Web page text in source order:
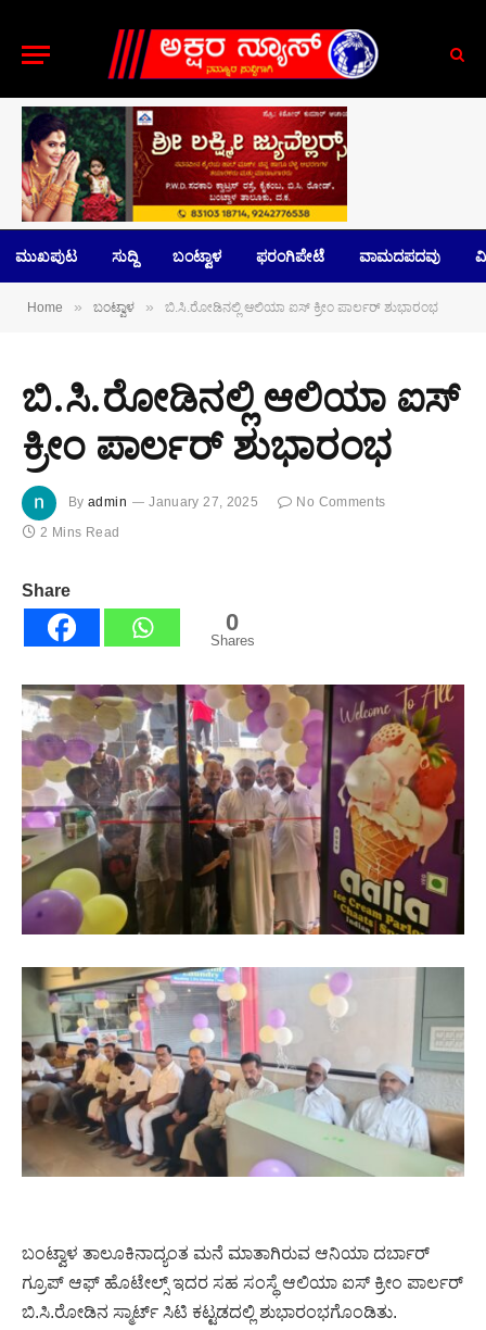
ಮುಖಪುಟ ಸುದ್ದಿ ಬಂಟ್ವಾಳ ಫರಂಗಿಪೇಟೆ ವಾಮದಪದವು
Home » ಬಂಟ್ವಾಳ » ಬಿ.ಸಿ.ರೋಡಿನಲ್ಲಿ ಆಲಿಯಾ ಐಸ್ ಕ್ರೀಂ ಪಾರ್ಲರ್ ಶುಭಾರಂಭ
ಬಿ.ಸಿ.ರೋಡಿನಲ್ಲಿ ಆಲಿಯಾ ಐಸ್
ಕ್ರೀಂ ಪಾರ್ಲರ್ ಶುಭಾರಂಭ
By admin January 27, 2025
No Comments
2 Mins Read
Share
0
Shares
ಬಂಟ್ವಾಳ ತಾಲೂಕಿನಾದ್ಯಂತ ಮನೆ ಮಾತಾಗಿರುವ ಆನಿಯಾ ದರ್ಬಾರ್
ಗ್ರೂಪ್ ಆಫ್ ಹೊಟೇಲ್ಸ್ ಇದರ ಸಹ ಸಂಸ್ಥೆ ಆಲಿಯಾ ಐಸ್ ಕ್ರೀಂ ಪಾರ್ಲರ್
ಬಿ.ಸಿ.ರೋಡಿನ ಸ್ಮಾರ್ಟ್ ಸಿಟಿ ಕಟ್ಟಡದಲ್ಲಿ ಶುಭಾರಂಭಗೊಂಡಿತು.